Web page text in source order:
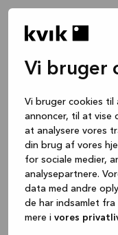
Vi bruger
Vi bruger cookies
annoncer, til at vise
at analysere vores
din brug af vores
for sociale medier,
analysepartnere.
data med andre
de har indsamlet
mere i vores